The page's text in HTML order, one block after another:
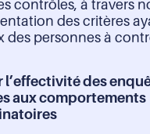
contrôles, à travers
des critères
des personnes à
l’effectivité des
aux comportements